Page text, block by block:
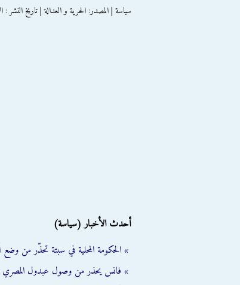
سياسة | المصدر: الحرية و العدالة | تاريخ النشر : الاثنين 21
أحدث الأخبار (سياسة)
» الحكومة المحلية في سبتة تحذّر من وضع
» فانس يحذر من وصول عبدول المصري